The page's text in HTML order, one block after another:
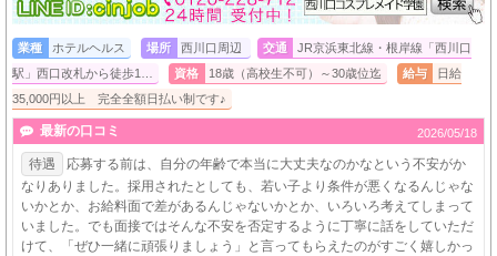
業種 ホテルヘルス 場所 西川口周辺 交通
JR京浜東北線・根岸線「西川口
駅」西口改札から徒歩1…
資格 18歳（高校生不可）～30歳位迄 給与
日給
35,000円以上 完全全額日払い制です♪
最新の口コミ 2026/05/18
待遇
応募する前は、自分の年齢で本当に大丈夫なのかなという不安がか
なりありました。採用されたとしても、若い子より条件が悪くなるんじゃな
いかとか、お給料面で差があるんじゃないかとか、いろいろ考えてしまって
いました。でも面接ではそんな不安を否定するように丁寧に話をしていただ
けて、「ぜひ一緒に頑張りましょう」と言ってもらえたのがすごく嬉しかっ